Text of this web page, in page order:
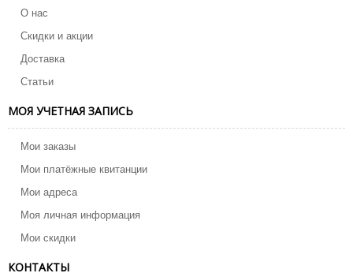
О нас
Скидки и акции
Доставка
Статьи
МОЯ УЧЕТНАЯ ЗАПИСЬ
Мои заказы
Мои платёжные квитанции
Мои адреса
Моя личная информация
Мои скидки
КОНТАКТЫ